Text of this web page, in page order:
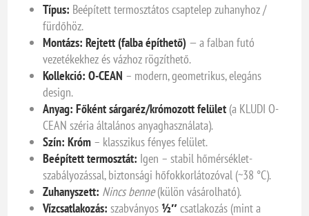
Típus: Beépített termosztátos csaptelep zuhanyhoz /
fürdőhöz.
Montázs: Rejtett (falba építhető) — a falban futó
vezetékekhez és vázhoz rögzíthető.
Kollekció: O-CEAN – modern, geometrikus, elegáns
design.
Anyag: Főként sárgaréz/krómozott felület (a KLUDI O-
CEAN széria általános anyaghasználata).
Szín: Króm – klasszikus fényes felület.
Beépített termosztát: Igen – stabil hőmérséklet-
szabályozással, biztonsági hőfokkorlátozóval (~38 °C).
Zuhanyszett: Nincs benne(külön vásárolható).
Vízcsatlakozás: szabványos½″csatlakozás (mint a